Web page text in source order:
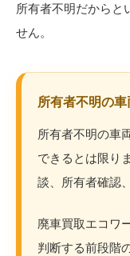
所有者不明だからと
せん。
所有者不明の
所有者不明の車
できるとは限り
談、所有者確認
廃車買取エコワ
判断する前段階